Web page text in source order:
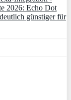
2026: Echo Dot
günstiger für